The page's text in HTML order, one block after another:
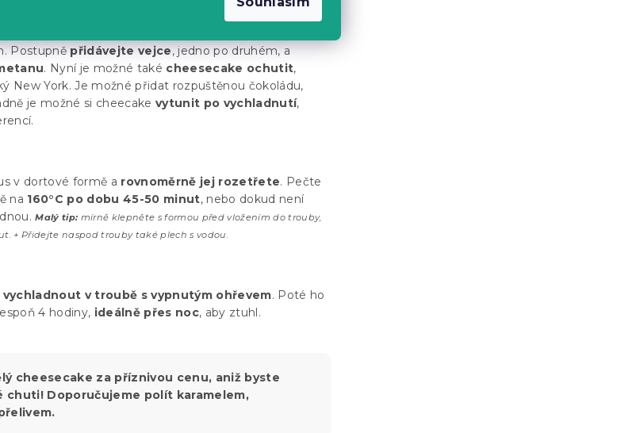
Postupněpřidávejte vejce, jedno po druhém, a
. Nyní je možné také cheesecake ochutit,
New York. Je možné přidat rozpuštěnou čokoládu,
je možné si cheecake vytunit po vychladnutí,
v dortové formě a rovnoměrně jej rozetřete. Pečte
na 160°C po dobu 45-50 minut, nebo dokud není
Malý tip: mírně klepněte s formou před vložením do trouby,
+ Přidejte naspod trouby také plech s vodou.
vychladnout v troubě s vypnutým ohřevem. Poté ho
4 hodiny, ideálně přes noc, aby ztuhl.
cheesecake za příznivou cenu, aniž byste
chuti! Doporučujeme polít karamelem,